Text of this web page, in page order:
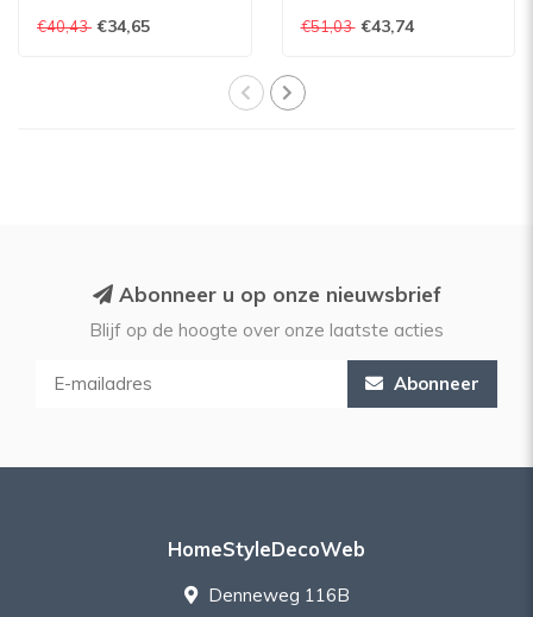
€40,43 €34,65 €51,03 €43,74
Abonneer u op onze nieuwsbrief
Blijf op de hoogte over onze laatste acties
Abonneer
HomeStyleDecoWeb
Denneweg 116B